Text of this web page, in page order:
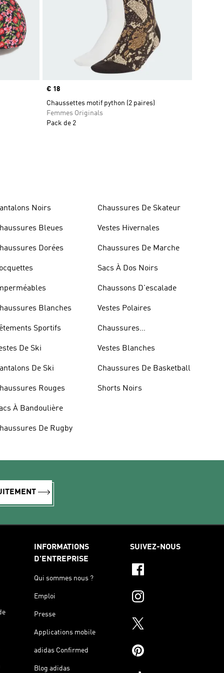
Prix
€ 18
Chaussettes motif python (2 paires)
Femmes Originals
Pack de 2
Noirs
Bleues
Dorées
Blanches
Sportifs
De Ski
De Ski
Rouges
À Bandoulière
De Rugby
Chaussures De Skateur
Vestes Hivernales
Chaussures De Marche
Sacs À Dos Noirs
Chaussons D'escalade
Vestes Polaires
Chaussures
Vestes Blanches
Chaussures De Basketball
Shorts Noirs
INFORMATIONS
D'ENTREPRISE
Qui sommes nous ?
Emploi
Presse
Applications mobile
adidas Confirmed
Blog adidas
SUIVEZ-NOUS